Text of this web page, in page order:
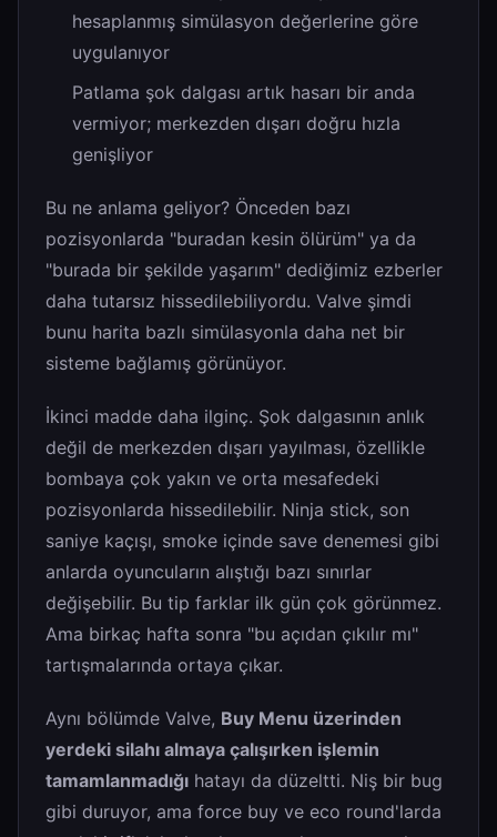
hesaplanmış simülasyon değerlerine göre
uygulanıyor
Patlama şok dalgası artık hasarı bir anda
vermiyor; merkezden dışarı doğru hızla
genişliyor
Bu ne anlama geliyor? Önceden bazı
pozisyonlarda "buradan kesin ölürüm" ya da
"burada bir şekilde yaşarım" dediğimiz ezberler
daha tutarsız hissedilebiliyordu. Valve şimdi
bunu harita bazlı simülasyonla daha net bir
sisteme bağlamış görünüyor.
İkinci madde daha ilginç. Şok dalgasının anlık
değil de merkezden dışarı yayılması, özellikle
bombaya çok yakın ve orta mesafedeki
pozisyonlarda hissedilebilir. Ninja stick, son
saniye kaçışı, smoke içinde save denemesi gibi
anlarda oyuncuların alıştığı bazı sınırlar
değişebilir. Bu tip farklar ilk gün çok görünmez.
Ama birkaç hafta sonra "bu açıdan çıkılır mı"
tartışmalarında ortaya çıkar.
Aynı bölümde Valve, Buy Menu üzerinden
yerdeki silahı almaya çalışırken işlemin
tamamlanmadığı hatayı da düzeltti. Niş bir bug
gibi duruyor, ama force buy ve eco round'larda